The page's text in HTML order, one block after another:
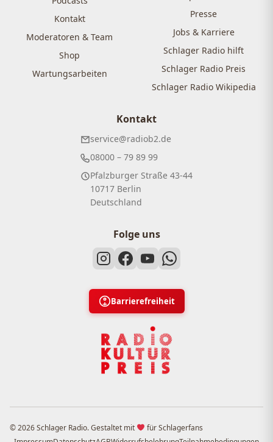
Kontakt
Moderatoren & Team
Shop
Wartungsarbeiten
Presse
Jobs & Karriere
Schlager Radio hilft
Schlager Radio Preis
Schlager Radio Wikipedia
Kontakt
service@radiob2.de
08000 – 79 89 99
Pfalzburger Straße 43-44
10717 Berlin
Deutschland
Folge uns
Barrierefreiheit
© 2026 Schlager Radio. Gestaltet mit
für Schlagerfans